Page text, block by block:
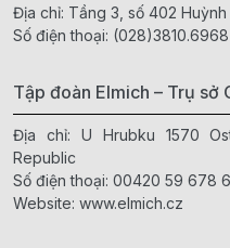
Địa chỉ: Tầng 3, số 402 Huỳnh
Số điện thoại: (028)3810.6968
Tập đoàn Elmich – Trụ sở
Địa chỉ: U Hrubku 1570
Republic
Số điện thoại: 00420 59 678
Website: www.elmich.cz